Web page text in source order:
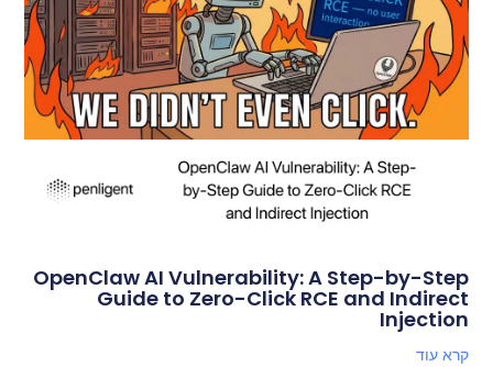
OpenClaw AI Vulnerability: A Step-by-Step
Guide to Zero-Click RCE and Indirect
Injection
קרא עוד